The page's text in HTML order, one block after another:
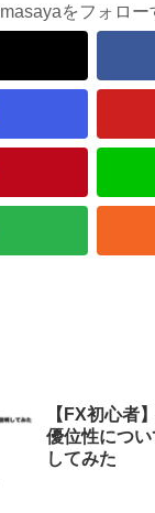
masayaをフォロー
【FX初心者
優位性につ
してみた